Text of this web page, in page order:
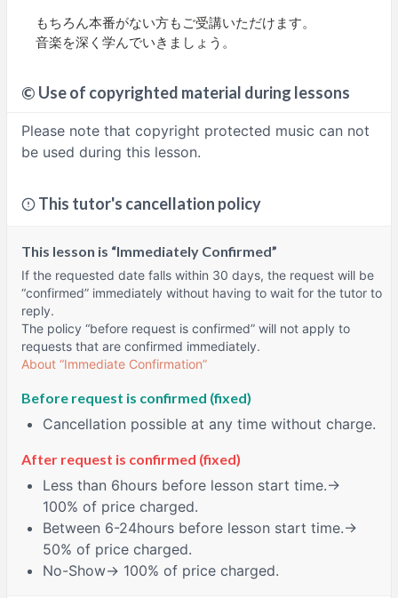
もちろん本番がない方もご受講いただけます。
音楽を深く学んでいきましょう。
© Use of copyrighted material during lessons
Please note that copyright protected music can not
be used during this lesson.
This tutor's cancellation policy
This lesson is “Immediately Confirmed”
If the requested date falls within 30 days, the request will be
“confirmed” immediately without having to wait for the tutor to
reply.
The policy “before request is confirmed” will not apply to
requests that are confirmed immediately.
About “Immediate Confirmation”
Before request is confirmed (fixed)
Cancellation possible at any time without charge.
After request is confirmed (fixed)
Less than 6hours before lesson start time.→
100% of price charged.
Between 6-24hours before lesson start time.→
50% of price charged.
No-Show→ 100% of price charged.